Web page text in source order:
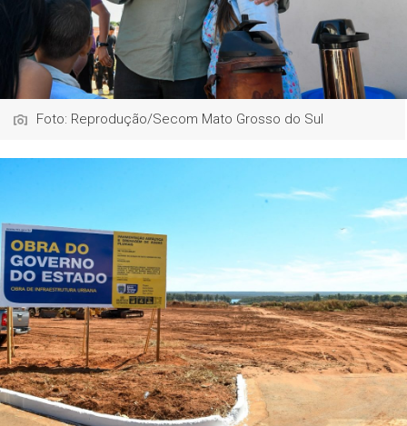
Foto: Reprodução/Secom Mato Grosso do Sul